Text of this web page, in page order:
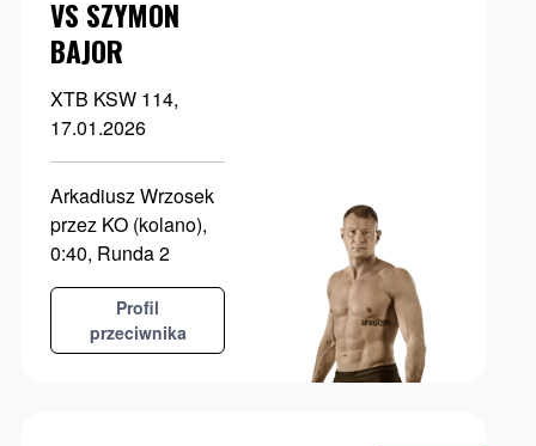
VS SZYMON
BAJOR
XTB KSW 114,
17.01.2026
Arkadiusz Wrzosek
przez KO (kolano),
0:40, Runda 2
Profil
przeciwnika